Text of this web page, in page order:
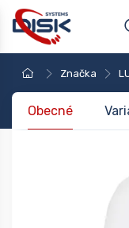
Značka
Obecné